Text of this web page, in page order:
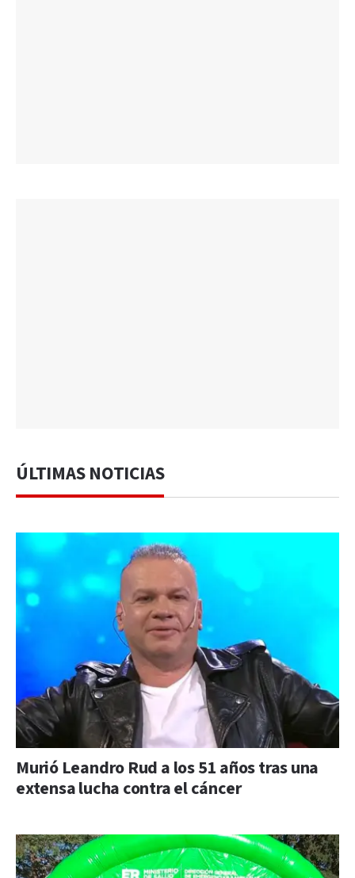
ÚLTIMAS NOTICIAS
Murió Leandro Rud a los 51 años tras una
extensa lucha contra el cáncer